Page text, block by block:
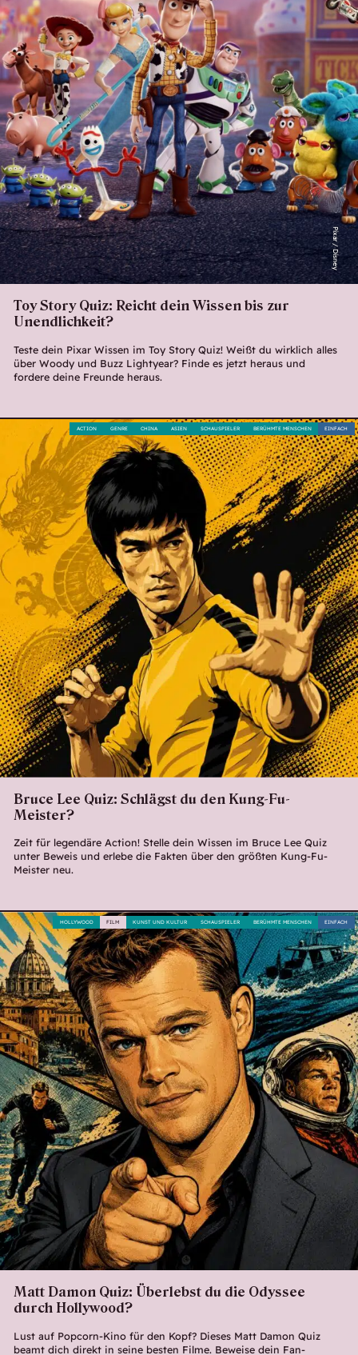
Pixar / Disney
Toy Story Quiz: Reicht dein Wissen bis zur
Unendlichkeit?
Teste dein Pixar Wissen im Toy Story Quiz! Weißt du wirklich alles
über Woody und Buzz Lightyear? Finde es jetzt heraus und
fordere deine Freunde heraus.
Bruce Lee Quiz: Schlägst du den Kung-Fu-
Meister?
Zeit für legendäre Action! Stelle dein Wissen im Bruce Lee Quiz
unter Beweis und erlebe die Fakten über den größten Kung-Fu-
Meister neu.
EINFACH
BERÜHMTE MENSCHEN
SCHAUSPIELER
ASIEN
CHINA
GENRE
ACTION
Matt Damon Quiz: Überlebst du die Odyssee
durch Hollywood?
Lust auf Popcorn-Kino für den Kopf? Dieses Matt Damon Quiz
beamt dich direkt in seine besten Filme. Beweise dein Fan-
EINFACH
BERÜHMTE MENSCHEN
SCHAUSPIELER
KUNST UND KULTUR
FILM
HOLLYWOOD